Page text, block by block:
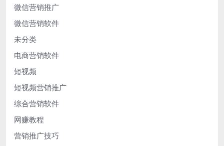
微信营销推广
微信营销软件
未分类
电商营销软件
短视频
短视频营销推广
综合营销软件
网赚教程
营销推广技巧